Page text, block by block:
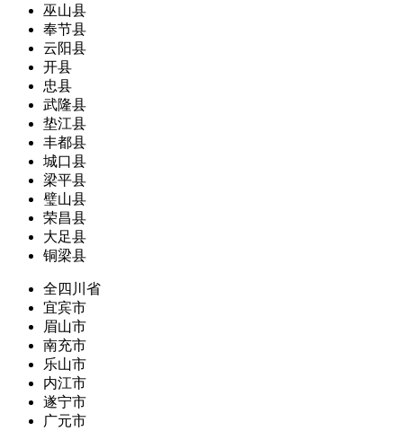
巫山县
奉节县
云阳县
开县
忠县
武隆县
垫江县
丰都县
城口县
梁平县
璧山县
荣昌县
大足县
铜梁县
全四川省
宜宾市
眉山市
南充市
乐山市
内江市
遂宁市
广元市